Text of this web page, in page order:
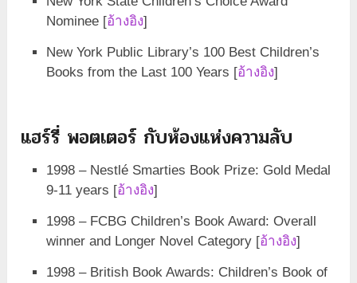
Nominee [อ้างอิง]
New York Public Library’s 100 Best Children’s
Books from the Last 100 Years [อ้างอิง]
แฮร์รี่ พอตเตอร์ กับห้องแห่งความลับ
1998 – Nestlé Smarties Book Prize: Gold Medal
9-11 years [อ้างอิง]
1998 – FCBG Children’s Book Award: Overall
winner and Longer Novel Category [อ้างอิง]
1998 – British Book Awards: Children’s Book of